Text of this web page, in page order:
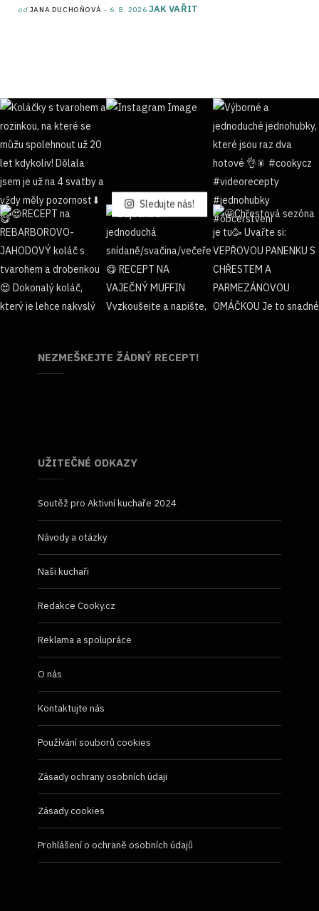
od JANA DUCHOŇOVÁ 6. 8. 2026 JAK VAŘIT
Sledujte nás!
NEZMEŠKEJTE ŽÁDNÝ RECEPT!
UŽITEČNÉ ODKAZY
Soutěž pro Aktivní kuchaře 2024
Návody a otázky
Naši kuchaři
Redakce Cooky.cz
Reklama a spolupráce
O nás
Kontaktujte nás
Používání souborů cookies
Zásady ochrany osobních údaji
Zásady cookies
Prohlášení o ochraně osobních údajů